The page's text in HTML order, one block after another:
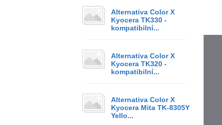
Alternativa Color X
Kyocera TK330 -
kompatibilní...
Alternativa Color X
Kyocera TK320 -
kompatibilní...
Alternativa Color X
Kyocera Mita TK-8305Y
Yello...